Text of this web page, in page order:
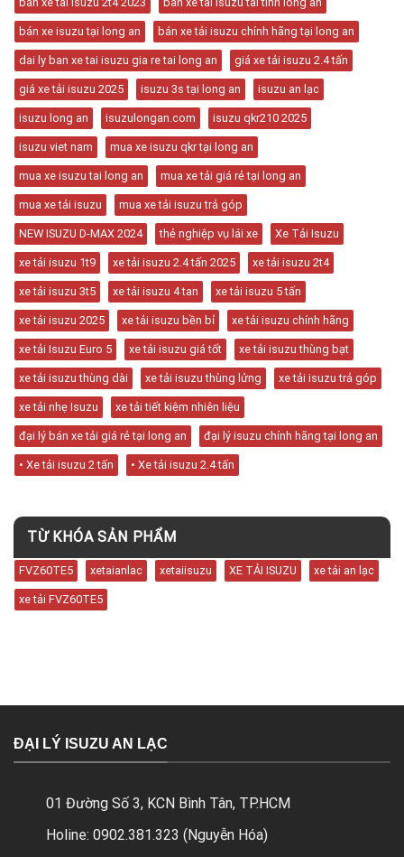
bán xe isuzu tại long an bán xe tải isuzu chính hãng tại long an
dai ly ban xe tai isuzu gia re tai long an giá xe tải isuzu 2.4 tấn
giá xe tải isuzu 2025 isuzu 3s tại long an isuzu an lạc
isuzu long an isuzulongan.com isuzu qkr210 2025
isuzu viet nam mua xe isuzu qkr tại long an
mua xe isuzu tai long an mua xe tải giá rẻ tại long an
mua xe tải isuzu mua xe tải isuzu trả góp
NEW ISUZU D-MAX 2024 thẻ nghiệp vụ lái xe Xe Tải Isuzu
xe tải isuzu 1t9 xe tải isuzu 2.4 tấn 2025 xe tải isuzu 2t4
xe tải isuzu 3t5 xe tải isuzu 4 tan xe tải isuzu 5 tấn
xe tải isuzu 2025 xe tải isuzu bền bỉ xe tải isuzu chính hãng
xe tải Isuzu Euro 5 xe tải isuzu giá tốt xe tải isuzu thùng bạt
xe tải isuzu thùng dài xe tải isuzu thùng lửng xe tải isuzu trả góp
xe tải nhẹ Isuzu xe tải tiết kiệm nhiên liệu
đại lý bán xe tải giá rẻ tại long an đại lý isuzu chính hãng tại long an
• Xe tải isuzu 2 tấn • Xe tải isuzu 2.4 tấn
TỪ KHÓA SẢN PHẨM
FVZ60TE5 xetaianlac xetaiisuzu XE TẢI ISUZU xe tải an lạc
xe tải FVZ60TE5
ĐẠI LÝ ISUZU AN LẠC
01 Đường Số 3, KCN Bình Tân, TP.HCM
Holine: 0902.381.323 (Nguyễn Hóa)